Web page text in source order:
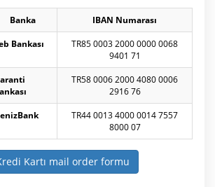
Banka
IBAN Numarası
Bankası
TR85 0003 2000 0000 0068
9401 71
TR58 0006 2000 4080 0006
2916 76
TR44 0013 4000 0014 7557
8000 07
Kartı mail order formu